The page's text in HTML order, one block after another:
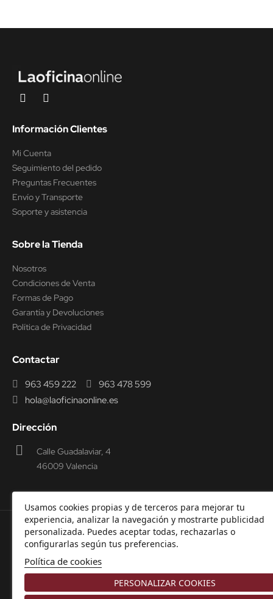
Usamos cookies propias y de terceros para mejorar tu
experiencia, analizar la navegación y mostrarte publicidad
personalizada. Puedes aceptar todas, rechazarlas o
configurarlas según tus preferencias.
Política de cookies
PERSONALIZAR COOKIES
Información Clientes
Mi Cuenta
Seguimiento del pedido
Preguntas Frecuentes
Envío y Transporte
Soporte y asistencia
Sobre la Tienda
Nosotros
Condiciones de Venta
Formas de Pago
Garantía y Devoluciones
Política de Privacidad
Contactar
963 459 222
963 478 599
hola@laoficinaonline.es
Dirección
Calle Guadalaviar, 4
46009 Valencia
© 2000-2026 Laoficinaonline.SIDEOFFICE, S.L. CIF
B98914336 -
Aviso Legal -
Privacidad